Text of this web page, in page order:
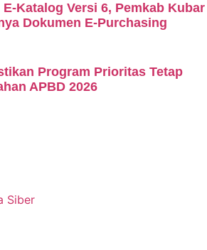
Katalog Versi 6, Pemkab Kubar
Dokumen E-Purchasing
Program Prioritas Tetap
APBD 2026
Siber